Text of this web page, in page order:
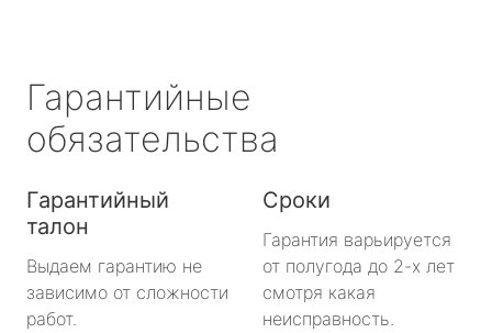
Гарантийные
обязательства
Гарантийный
талон
Выдаем гарантию не
зависимо от сложности
работ.
Сроки
Гарантия варьируется
от полугода до 2-х лет
смотря какая
неисправность.